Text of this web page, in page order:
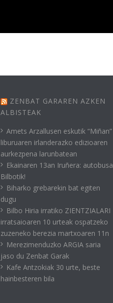
ZENBAT GARAREN AZKEN
ALBISTEAK
Amets Arzallusen eskutik “Miñan”
liburuaren irlanderazko edizioaren
aurkezpena larunbatean
Ekainaren 13an Iruñera: autobusa
Bilbotik!
Biharko grebarekin bat egiten
dugu
Bilbo Hiria irratiko ZIENTZIALARI
irratsaioaren 10 urteak ospatzeko
zuzeneko berezia martxoaren 11n
Merezimenduzko ARGIA saria
jaso du Zenbat Garak
Kafe Antzokiak 30 urte, beste
hainbesteren bila